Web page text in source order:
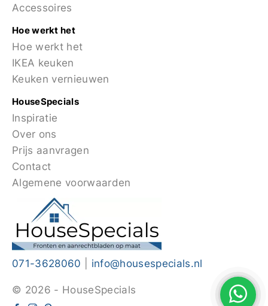
Accessoires
Hoe werkt het
Hoe werkt het
IKEA keuken
Keuken vernieuwen
HouseSpecials
Inspiratie
Over ons
Prijs aanvragen
Contact
Algemene voorwaarden
071-3628060
info@housespecials.nl
© 2026 - HouseSpecials